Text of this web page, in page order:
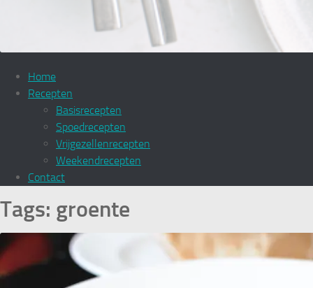
Home
Recepten
Basisrecepten
Spoedrecepten
Vrijgezellenrecepten
Weekendrecepten
Contact
Tags: groente